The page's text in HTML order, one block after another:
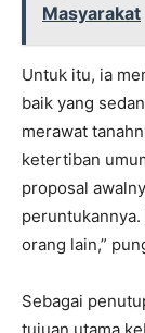
Masyarakat
Untuk itu, ia
baik yang
merawat
ketertiban
proposal
peruntukannya.
orang lain,”
Sebagai